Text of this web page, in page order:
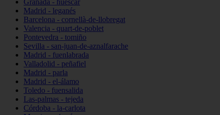
Granada - huéscar
Madrid - leganés
Barcelona - cornellà-de-llobregat
Valencia - quart-de-poblet
Pontevedra - tomiño
Sevilla - san-juan-de-aznalfarache
Madrid - fuenlabrada
Valladolid - peñafiel
Madrid - parla
Madrid - el-álamo
Toledo - fuensalida
Las-palmas - tejeda
Córdoba - la-carlota